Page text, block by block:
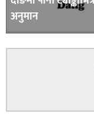
अनुमान